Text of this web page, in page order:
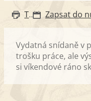
Tisk
Vydatná snídaně v
trošku práce, ale
si víkendové ráno